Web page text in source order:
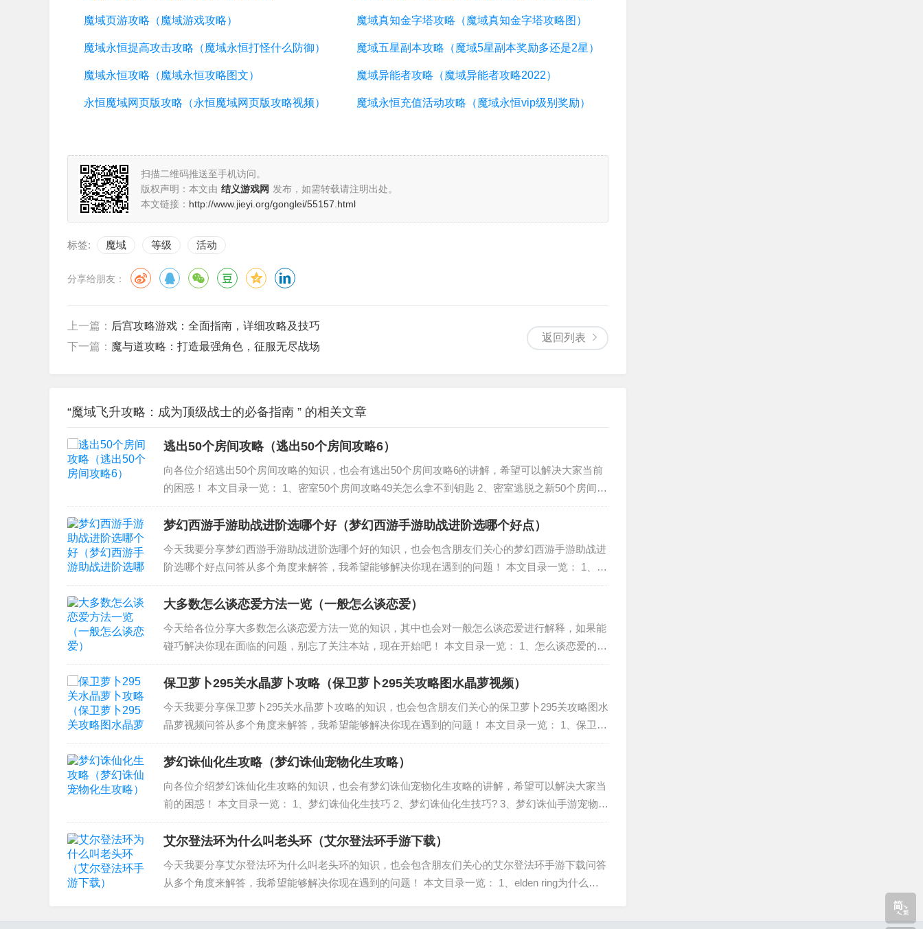
魔域页游攻略（魔域游戏攻略） 魔域真知金字塔攻略（魔域真知金字塔攻略图）
魔域永恒提高攻击攻略（魔域永恒打怪什么防御） 魔域五星副本攻略（魔域5星副本奖励多还是2星）
魔域永恒攻略（魔域永恒攻略图文） 魔域异能者攻略（魔域异能者攻略2022）
永恒魔域网页版攻略（永恒魔域网页版攻略视频） 魔域永恒充值活动攻略（魔域永恒vip级别奖励）
扫描二维码推送至手机访问。
版权声明：本文由 结义游戏网 发布，如需转载请注明出处。
本文链接： http://www.jieyi.org/gonglei/55157.html
标签: 魔域 等级 活动
分享给朋友：
返回列表
上一篇： 后宫攻略游戏：全面指南，详细攻略及技巧
下一篇： 魔与道攻略：打造最强角色，征服无尽战场
“魔域飞升攻略：成为顶级战士的必备指南 ” 的相关文章
逃出50个房间攻略（逃出50个房间攻略6）
向各位介绍逃出50个房间攻略的知识，也会有逃出50个房间攻略6的讲解，希望可以解决大家当前
的困惑！ 本文目录一览： 1、密室50个房间攻略49关怎么拿不到钥匙 2、密室逃脱之新50个房间第
10关怎么过不去 3、密室逃脱50房间28关开不了门 密室50个房间攻略49关怎么拿不到钥匙 密室逃
脱...
梦幻西游手游助战进阶选哪个好（梦幻西游手游助战进阶选哪个好点）
今天我要分享梦幻西游手游助战进阶选哪个好的知识，也会包含朋友们关心的梦幻西游手游助战进
阶选哪个好点问答从多个角度来解答，我希望能够解决你现在遇到的问题！ 本文目录一览： 1、梦
幻西游手游哪个封印助战值得进阶 2、梦幻西游手游什么助战厉害 助战推荐 3、梦幻西游手游助战
伙伴选择 助战选哪个伙...
大多数怎么谈恋爱方法一览（一般怎么谈恋爱）
今天给各位分享大多数怎么谈恋爱方法一览的知识，其中也会对一般怎么谈恋爱进行解释，如果能
碰巧解决你现在面临的问题，别忘了关注本站，现在开始吧！ 本文目录一览： 1、怎么谈恋爱的技
巧 2、怎么谈恋爱 3、谈恋爱的技巧 4、有哪些恋爱小技巧？ 5、谈恋爱的八大技巧？ 6、怎么谈恋
爱技巧...
保卫萝卜295关水晶萝卜攻略（保卫萝卜295关攻略图水晶萝视频）
今天我要分享保卫萝卜295关水晶萝卜攻略的知识，也会包含朋友们关心的保卫萝卜295关攻略图水
晶萝视频问答从多个角度来解答，我希望能够解决你现在遇到的问题！ 本文目录一览： 1、保卫萝
卜2遇见阿秋第二关获得金色水晶萝卜攻略 2、保卫萝卜2地宫1怎么过水晶萝卜 3、保卫萝卜2攻略
怎样得到水晶萝...
梦幻诛仙化生攻略（梦幻诛仙宠物化生攻略）
向各位介绍梦幻诛仙化生攻略的知识，也会有梦幻诛仙宠物化生攻略的讲解，希望可以解决大家当
前的困惑！ 本文目录一览： 1、梦幻诛仙化生技巧 2、梦幻诛仙化生技巧? 3、梦幻诛仙手游宠物化
生有什么好处 宠物化生技巧介绍 梦幻诛仙化生技巧 化生首先是大机遇和大风险并存的.化生时,主
宠要用资质好的,...
艾尔登法环为什么叫老头环（艾尔登法环手游下载）
今天我要分享艾尔登法环为什么叫老头环的知识，也会包含朋友们关心的艾尔登法环手游下载问答
从多个角度来解答，我希望能够解决你现在遇到的问题！ 本文目录一览： 1、elden ring为什么叫